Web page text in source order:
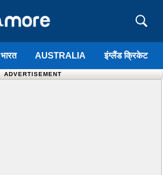
भारत AUSTRALIA इंग्लैंड क्रिकेट
ADVERTISEMENT